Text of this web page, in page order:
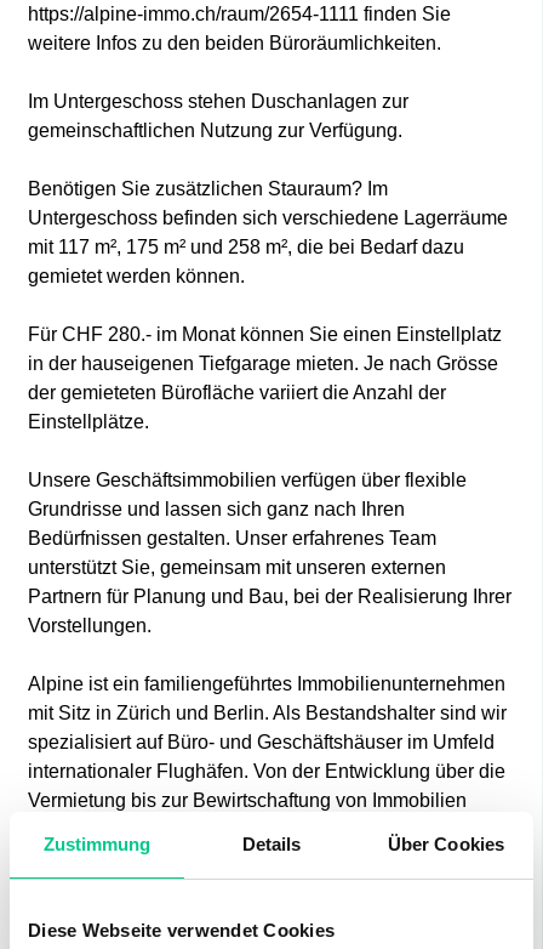
Zustimmung Details Über Cookies
Diese Webseite verwendet Cookies
https://alpine-immo.ch/raum/2654-1111 finden Sie
weitere Infos zu den beiden Büroräumlichkeiten.
Im Untergeschoss stehen Duschanlagen zur
gemeinschaftlichen Nutzung zur Verfügung.
Benötigen Sie zusätzlichen Stauraum? Im
Untergeschoss befinden sich verschiedene Lagerräume
mit 117 m², 175 m² und 258 m², die bei Bedarf dazu
gemietet werden können.
Für CHF 280.- im Monat können Sie einen Einstellplatz
in der hauseigenen Tiefgarage mieten. Je nach Grösse
der gemieteten Bürofläche variiert die Anzahl der
Einstellplätze.
Unsere Geschäftsimmobilien verfügen über flexible
Grundrisse und lassen sich ganz nach Ihren
Bedürfnissen gestalten. Unser erfahrenes Team
unterstützt Sie, gemeinsam mit unseren externen
Partnern für Planung und Bau, bei der Realisierung Ihrer
Vorstellungen.
Alpine ist ein familiengeführtes Immobilienunternehmen
mit Sitz in Zürich und Berlin. Als Bestandshalter sind wir
spezialisiert auf Büro- und Geschäftshäuser im Umfeld
internationaler Flughäfen. Von der Entwicklung über die
Vermietung bis zur Bewirtschaftung von Immobilien
bietet Alpine alle Dienstleistungen aus einer Hand an.